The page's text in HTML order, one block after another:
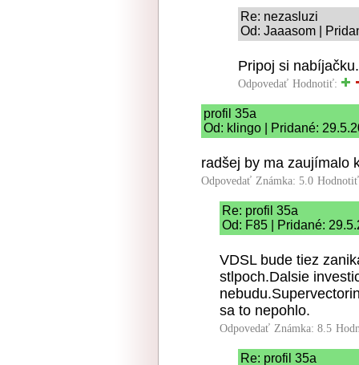
Re: nezasluzi
Od: Jaaasom |
Pripoj si nabíjačku.
Odpovedať Hodnotiť:
profil 35a
Od: klingo | Pridané:
radšej by ma zaujímalo
Odpovedať Známka: 5.0
Re: profil 35a
Od: F85 | Pridané:
VDSL bude tiez
stlpoch.Dalsie
sa to nepohlo.
Odpovedať Známka: 8.5
Re: profil 35a